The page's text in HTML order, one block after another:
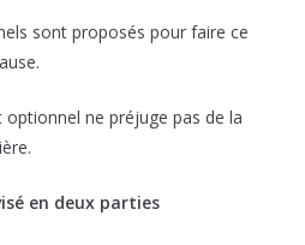
sont proposés pour faire ce
optionnel ne préjuge pas de la
en deux parties